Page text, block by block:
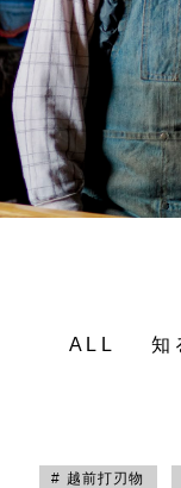
ALL 知
# 越前打刃物